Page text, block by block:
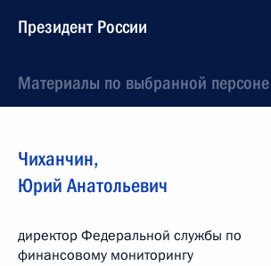
Президент России
Материалы по выбранной персоне
Чиханчин,
Юрий Анатольевич
директор Федеральной службы по
финансовому мониторингу